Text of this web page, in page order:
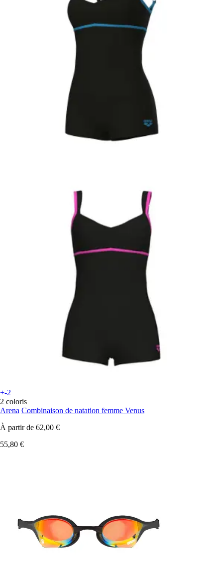
+-2
2 coloris
Arena Combinaison de natation femme Venus
À partir de 62,00 €
55,80 €